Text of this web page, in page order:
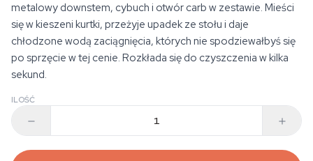
metalowy downstem, cybuch i otwór carb w zestawie. Mieści
się w kieszeni kurtki, przeżyje upadek ze stołu i daje
chłodzone wodą zaciągnięcia, których nie spodziewałbyś się
po sprzęcie w tej cenie. Rozkłada się do czyszczenia w kilka
sekund.
ILOŚĆ